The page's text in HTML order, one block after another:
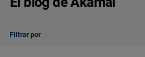
Filtrar por